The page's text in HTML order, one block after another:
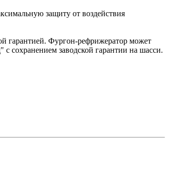
защиту от воздействия
гарантией. Фургон-рефрижератор может
сохранением заводской гарантии на шасси.